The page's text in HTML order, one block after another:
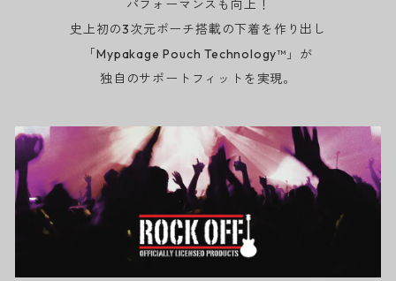
パフォーマンスも向上！
史上初の3次元ポーチ搭載の下着を作り出し
「Mypakage Pouch Technology™」が
独自のサポートフィットを実現。